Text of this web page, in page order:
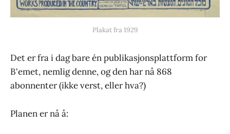
Plakat fra 1929
Det er fra i dag bare én publikasjonsplattform for
B'emet, nemlig denne, og den har nå 868
abonnenter (ikke verst, eller hva?)
Planen er nå å: